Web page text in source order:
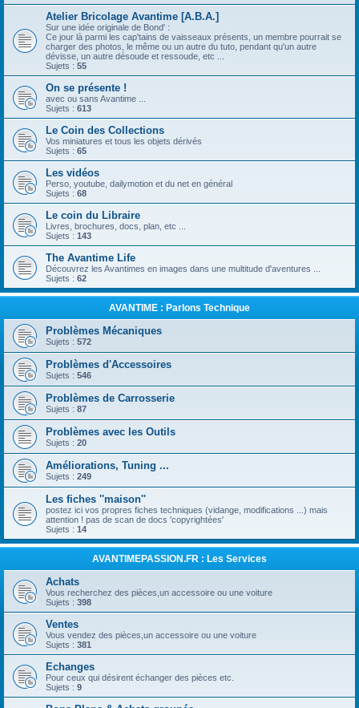
Atelier Bricolage Avantime [A.B.A.]
Sur une idée originale de Bond' :
Ce jour là parmi les cap'tains de vaisseaux présents, un membre pourrait se
charger des photos, le même ou un autre du tuto, pendant qu'un autre
dévisse, un autre désoude et ressoude, etc ...
Sujets : 55
On se présente !
avec ou sans Avantime ...
Sujets : 613
Le Coin des Collections
Vos miniatures et tous les objets dérivés
Sujets : 65
Les vidéos
Perso, youtube, dailymotion et du net en général
Sujets : 68
Le coin du Libraire
Livres, brochures, docs, plan, etc ...
Sujets : 143
The Avantime Life
Découvrez les Avantimes en images dans une multitude d'aventures ...
Sujets : 62
AVANTIME : Parlons Technique
Problèmes Mécaniques
Sujets : 572
Problèmes d'Accessoires
Sujets : 546
Problèmes de Carrosserie
Sujets : 87
Problèmes avec les Outils
Sujets : 20
Améliorations, Tuning ...
Sujets : 249
Les fiches ''maison''
postez ici vos propres fiches techniques (vidange, modifications ...) mais
attention ! pas de scan de docs 'copyrightées'
Sujets : 14
AVANTIMEPASSION.FR : Les Services
Achats
Vous recherchez des pièces,un accessoire ou une voiture
Sujets : 398
Ventes
Vous vendez des pièces,un accessoire ou une voiture
Sujets : 381
Echanges
Pour ceux qui désirent échanger des pièces etc.
Sujets : 9